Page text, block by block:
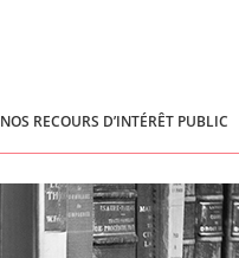
NOS RECOURS D’INTÉRÊT PUBLIC